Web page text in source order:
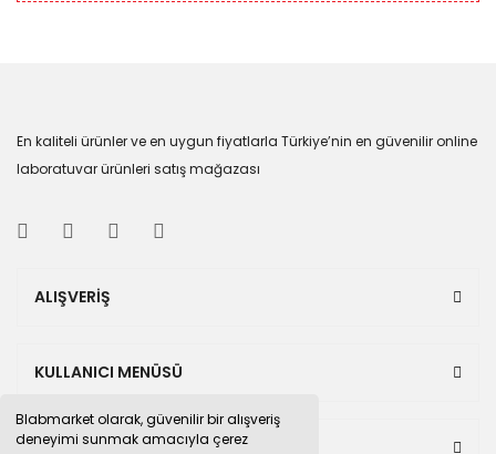
Blabmarket olarak, güvenilir bir alışveriş
deneyimi sunmak amacıyla çerez
En kaliteli ürünler ve en uygun fiyatlarla Türkiye’nin en güvenilir online
laboratuvar ürünleri satış mağazası
ALIŞVERİŞ
KULLANICI MENÜSÜ
BULUNDUĞUMUZ PAZAR YERLERİ